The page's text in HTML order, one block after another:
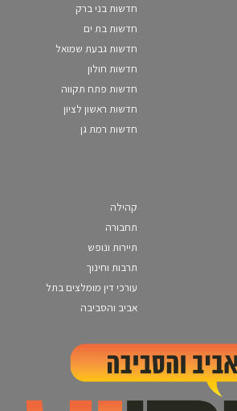
חדשות בני ברק
חדשות בת ים
חדשות גבעת שמואל
חדשות חולון
חדשות פתח תקווה
חדשות ראשון לציון
חדשות רמת גן
קהילה
תחבורה
תיירות ונופש
תרבות וחינוך
עורכי דין מומלצים בתל
אביב והסביבה